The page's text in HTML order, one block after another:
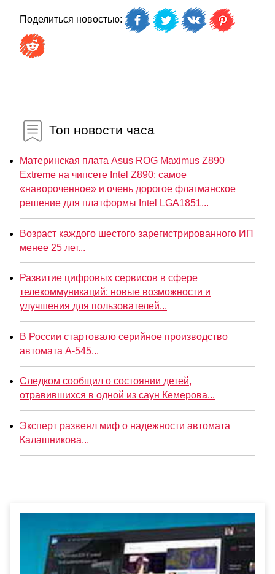
Поделиться новостью:
Топ новости часа
Материнская плата Asus ROG Maximus Z890
Extreme на чипсете Intel Z890: самое
«навороченное» и очень дорогое флагманское
решение для платформы Intel LGA1851...
Возраст каждого шестого зарегистрированного ИП
менее 25 лет...
Развитие цифровых сервисов в сфере
телекоммуникаций: новые возможности и
улучшения для пользователей...
В России стартовало серийное производство
автомата А-545...
Следком сообщил о состоянии детей,
отравившихся в одной из саун Кемерова...
Эксперт развеял миф о надежности автомата
Калашникова...